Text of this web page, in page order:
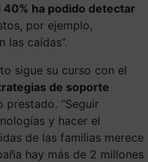
40% ha podido detectar
por ejemplo,
las caídas”.
sigue su curso con el
de soporte
prestado. “Seguir
y hacer el
de las familias merece
hay más de 2 millones